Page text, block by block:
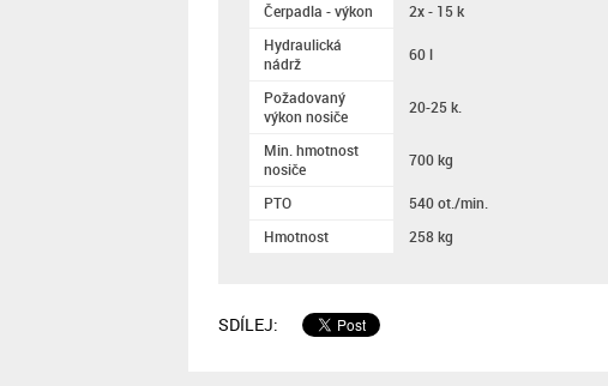
Čerpadla - výkon
2x - 15 k
Hydraulická
nádrž
60 l
Požadovaný
výkon nosiče
20-25 k.
Min. hmotnost
nosiče
700 kg
PTO
540 ot./min.
Hmotnost
258 kg
SDÍLEJ: